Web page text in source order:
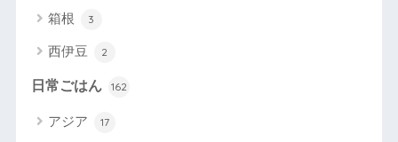
箱根 3
西伊豆 2
日常ごはん 162
アジア 17